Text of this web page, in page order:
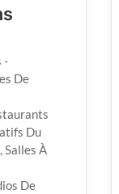
-
De
Du
Salles À
De